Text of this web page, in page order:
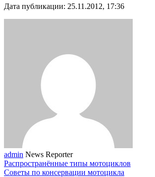
Дата публикации: 25.11.2012, 17:36
admin News Reporter
Распространённые типы мотоциклов
Советы по консервации мотоцикла